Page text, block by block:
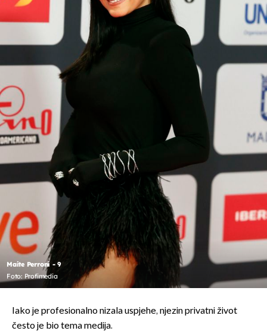
Maite Perroni - 9
Foto: Profimedia
Iako je profesionalno nizala uspjehe, njezin privatni život
često je bio tema medija.